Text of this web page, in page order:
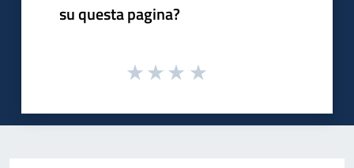
su questa pagina?